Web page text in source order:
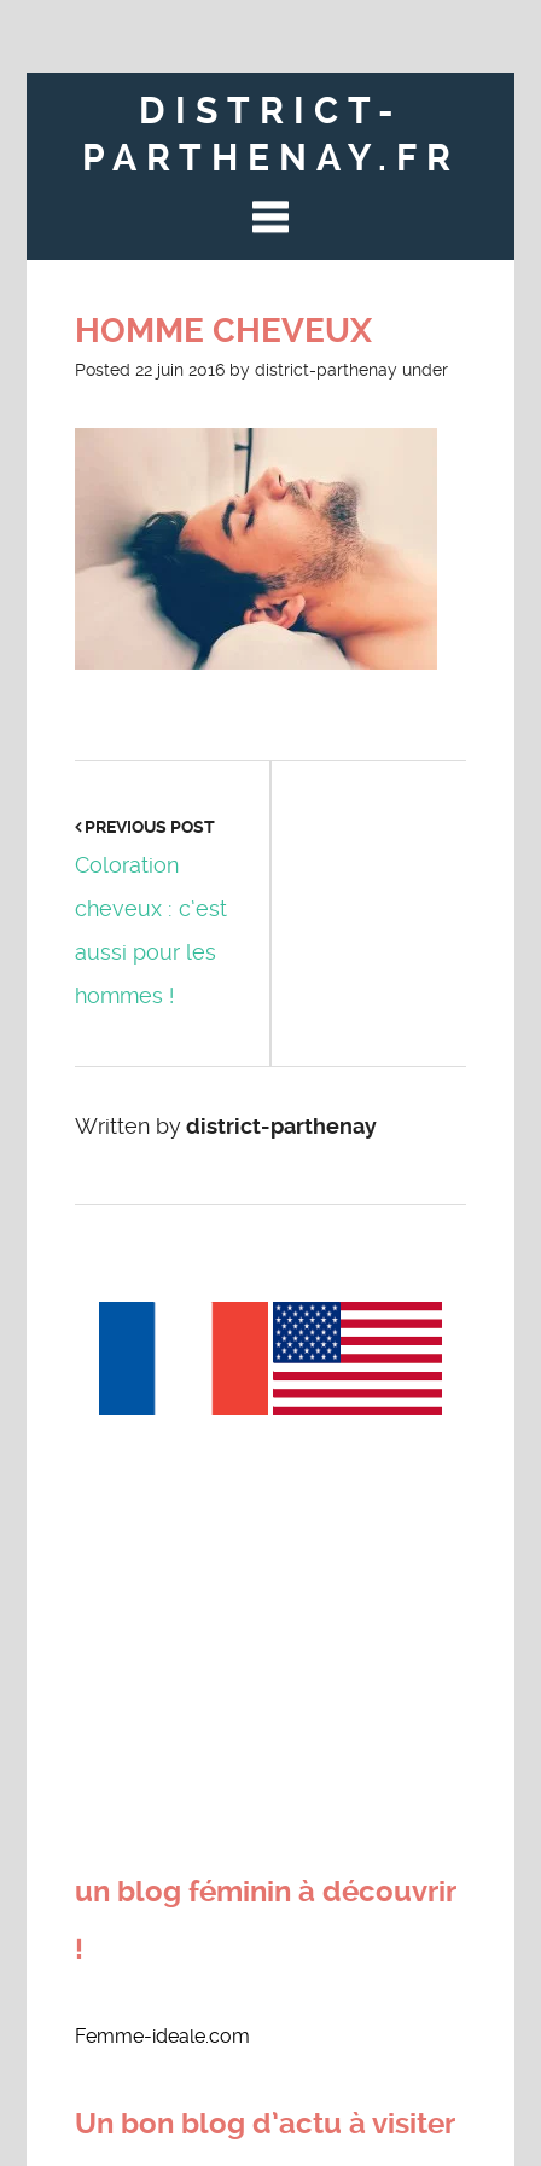
DISTRICT-
PARTHENAY.FR
HOMME CHEVEUX
Posted 22 juin 2016 bydistrict-parthenay under
PREVIOUS POST
Coloration
cheveux : c’est
aussi pour les
hommes !
Written bydistrict-parthenay
un blog féminin à découvrir
!
Femme-ideale.com
Un bon blog d’actu à visiter